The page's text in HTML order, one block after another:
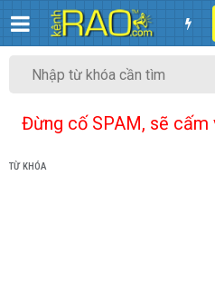
Đừng cố SPAM, sẽ cấm
TỪ KHÓA